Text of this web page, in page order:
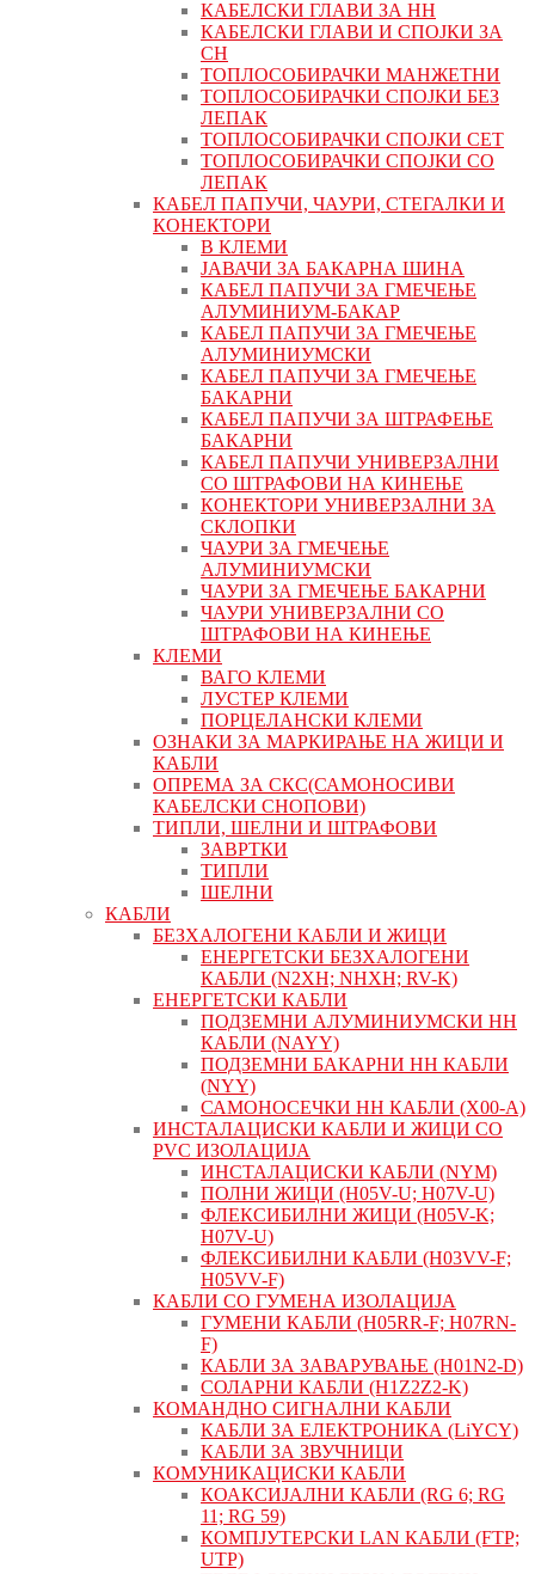
КАБЕЛСКИ ГЛАВИ ЗА НН
КАБЕЛСКИ ГЛАВИ И СПОЈКИ ЗА
СН
ТОПЛОСОБИРАЧКИ МАНЖЕТНИ
ТОПЛОСОБИРАЧКИ СПОЈКИ БЕЗ
ЛЕПАК
ТОПЛОСОБИРАЧКИ СПОЈКИ СЕТ
ТОПЛОСОБИРАЧКИ СПОЈКИ СО
ЛЕПАК
КАБЕЛ ПАПУЧИ, ЧАУРИ, СТЕГАЛКИ И
КОНЕКТОРИ
В КЛЕМИ
ЈАВАЧИ ЗА БАКАРНА ШИНА
КАБЕЛ ПАПУЧИ ЗА ГМЕЧЕЊЕ
АЛУМИНИУМ-БАКАР
КАБЕЛ ПАПУЧИ ЗА ГМЕЧЕЊЕ
АЛУМИНИУМСКИ
КАБЕЛ ПАПУЧИ ЗА ГМЕЧЕЊЕ
БАКАРНИ
КАБЕЛ ПАПУЧИ ЗА ШТРАФЕЊЕ
БАКАРНИ
КАБЕЛ ПАПУЧИ УНИВЕРЗАЛНИ
СО ШТРАФОВИ НА КИНЕЊЕ
КОНЕКТОРИ УНИВЕРЗАЛНИ ЗА
СКЛОПКИ
ЧАУРИ ЗА ГМЕЧЕЊЕ
АЛУМИНИУМСКИ
ЧАУРИ ЗА ГМЕЧЕЊЕ БАКАРНИ
ЧАУРИ УНИВЕРЗАЛНИ СО
ШТРАФОВИ НА КИНЕЊЕ
КЛЕМИ
ВАГО КЛЕМИ
ЛУСТЕР КЛЕМИ
ПОРЦЕЛАНСКИ КЛЕМИ
ОЗНАКИ ЗА МАРКИРАЊЕ НА ЖИЦИ И
КАБЛИ
ОПРЕМА ЗА СКС(САМОНОСИВИ
КАБЕЛСКИ СНОПОВИ)
ТИПЛИ, ШЕЛНИ И ШТРАФОВИ
ЗАВРТКИ
ТИПЛИ
ШЕЛНИ
КАБЛИ
БЕЗХАЛОГЕНИ КАБЛИ И ЖИЦИ
ЕНЕРГЕТСКИ БЕЗХАЛОГЕНИ
КАБЛИ (N2XH; NHXH; RV-K)
ЕНЕРГЕТСКИ КАБЛИ
ПОДЗЕМНИ АЛУМИНИУМСКИ НН
КАБЛИ (NAYY)
ПОДЗЕМНИ БАКАРНИ НН КАБЛИ
(NYY)
САМОНОСЕЧКИ НН КАБЛИ (X00-A)
ИНСТАЛАЦИСКИ КАБЛИ И ЖИЦИ СО
PVC ИЗОЛАЦИЈА
ИНСТАЛАЦИСКИ КАБЛИ (NYM)
ПОЛНИ ЖИЦИ (H05V-U; H07V-U)
ФЛЕКСИБИЛНИ ЖИЦИ (H05V-K;
H07V-U)
ФЛЕКСИБИЛНИ КАБЛИ (H03VV-F;
H05VV-F)
КАБЛИ СО ГУМЕНА ИЗОЛАЦИЈА
ГУМЕНИ КАБЛИ (H05RR-F; H07RN-
F)
КАБЛИ ЗА ЗАВАРУВАЊЕ (H01N2-D)
СОЛАРНИ КАБЛИ (H1Z2Z2-K)
КОМАНДНО СИГНАЛНИ КАБЛИ
КАБЛИ ЗА ЕЛЕКТРОНИКА (LiYCY)
КАБЛИ ЗА ЗВУЧНИЦИ
КОМУНИКАЦИСКИ КАБЛИ
КОАКСИЈАЛНИ КАБЛИ (RG 6; RG
11; RG 59)
КОМПЈУТЕРСКИ LAN КАБЛИ (FTP;
UTP)